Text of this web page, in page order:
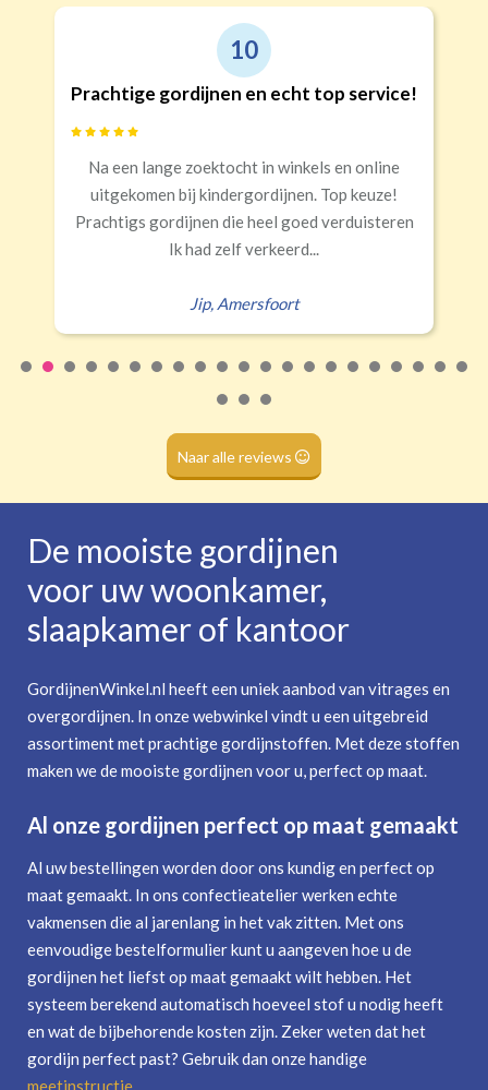
(incl. verstelbare gordijnhaken)
(wave plooi)
Roede
(tunnel)
(dubbele tunnel)
Geen extra verduistering
Half verduisterend Volledige verduisterend
€34,95 per stuk
gordijnen en echt top service!
lange zoektocht in winkels en online
bij kindergordijnen. Top keuze!
gordijnen die heel goed verduisteren
Ik had zelf verkeerd...
Naar alle reviews
De mooiste gordijnen
voor uw woonkamer,
slaapkamer of kantoor
GordijnenWinkel.nl heeft een uniek aanbod van vitrages en
overgordijnen. In onze webwinkel vindt u een uitgebreid
assortiment met prachtige gordijnstoffen. Met deze stoffen
maken we de mooiste gordijnen voor u, perfect op maat.
Al onze gordijnen perfect op maat gemaakt
Al uw bestellingen worden door ons kundig en perfect op
maat gemaakt. In ons confectieatelier werken echte
vakmensen die al jarenlang in het vak zitten. Met ons
eenvoudige bestelformulier kunt u aangeven hoe u de
gordijnen het liefst op maat gemaakt wilt hebben. Het
systeem berekend automatisch hoeveel stof u nodig heeft
en wat de bijbehorende kosten zijn. Zeker weten dat het
gordijn perfect past? Gebruik dan onze handige
meetinstructie.